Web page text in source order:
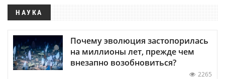
НАУКА
Почему эволюция застопорилась
на миллионы лет, прежде чем
внезапно возобновиться?
2265